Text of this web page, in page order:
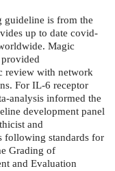
guideline is from the
up to date covid-
Magic
review with network
For IL-6 receptor
analysis informed the
development panel
and
following standards for
Grading of
and Evaluation